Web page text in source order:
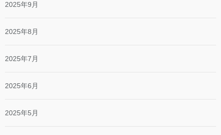
2025年9月
2025年8月
2025年7月
2025年6月
2025年5月